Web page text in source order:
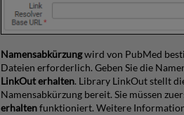
Namensabkürzungwird von PubMed
Dateien erforderlich. Geben Sie die
LinkOut erhalten. Library LinkOut stellt
Namensabkürzung bereit. Sie müssen
erhaltenfunktioniert. Weitere